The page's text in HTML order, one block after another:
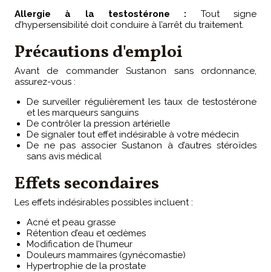
Allergie à la testostérone : Tout signe
d’hypersensibilité doit conduire à l’arrêt du traitement.
Précautions d'emploi
Avant de commander Sustanon sans ordonnance,
assurez-vous :
De surveiller régulièrement les taux de testostérone
et les marqueurs sanguins
De contrôler la pression artérielle
De signaler tout effet indésirable à votre médecin
De ne pas associer Sustanon à d’autres stéroïdes
sans avis médical
Effets secondaires
Les effets indésirables possibles incluent :
Acné et peau grasse
Rétention d’eau et œdèmes
Modification de l’humeur
Douleurs mammaires (gynécomastie)
Hypertrophie de la prostate